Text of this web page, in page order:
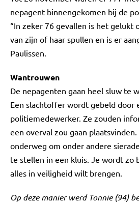
nepagent binnengekomen bij de
“In zeker 76 gevallen is het gelukt
van zijn of haar spullen en is er
Paulissen.
Wantrouwen
De nepagenten gaan heel sluw te
Een slachtoffer wordt gebeld door
politiemedewerker. Ze zouden
een overval zou gaan
onderweg om onder andere
te stellen in een kluis. Je wordt zo
alles in veiligheid wilt brengen.
Op deze manier werd Tonnie (94)